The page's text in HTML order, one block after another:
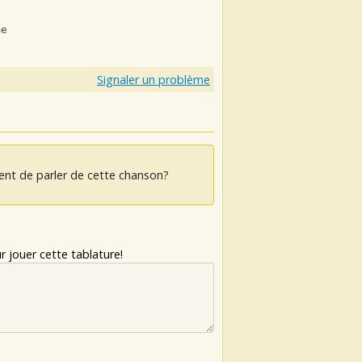
Signaler un problème
de parler de cette chanson?
jouer cette tablature!